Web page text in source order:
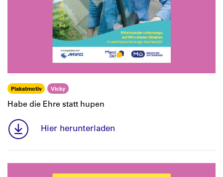
Plakatmotiv Vicky
Habe die Ehre statt hupen
Hier herunterladen